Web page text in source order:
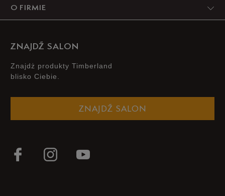
O FIRMIE
ZNAJDŹ SALON
Znajdż produkty Timberland
blisko Ciebie.
ZNAJDŹ SALON